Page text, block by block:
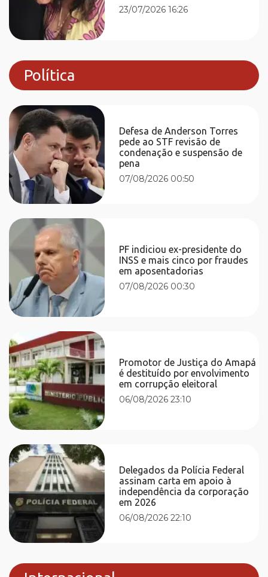
23/07/2026 16:26
Política
Defesa de Anderson Torres
pede ao STF revisão de
condenação e suspensão de
pena
07/08/2026 00:50
PF indiciou ex-presidente do
INSS e mais cinco por fraudes
em aposentadorias
07/08/2026 00:30
Promotor de Justiça do Amapá
é destituído por envolvimento
em corrupção eleitoral
06/08/2026 23:10
Delegados da Polícia Federal
assinam carta em apoio à
independência da corporação
em 2026
06/08/2026 22:10